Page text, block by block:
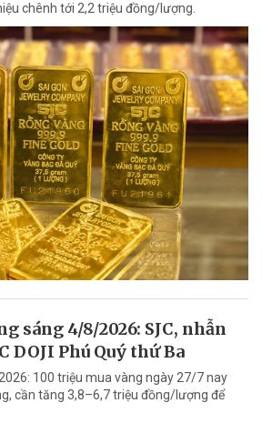
chênh tới 2,2 triệu đồng/lượng.
sáng 4/8/2026: SJC, nhẫn
DOJI Phú Quý thứ Ba
100 triệu mua vàng ngày 27/7 nay
cần tăng 3,8–6,7 triệu đồng/lượng để